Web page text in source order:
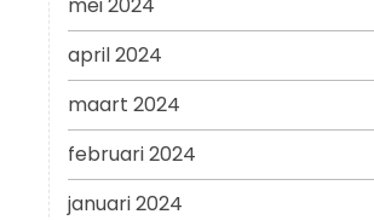
mei 2024
april 2024
maart 2024
februari 2024
januari 2024